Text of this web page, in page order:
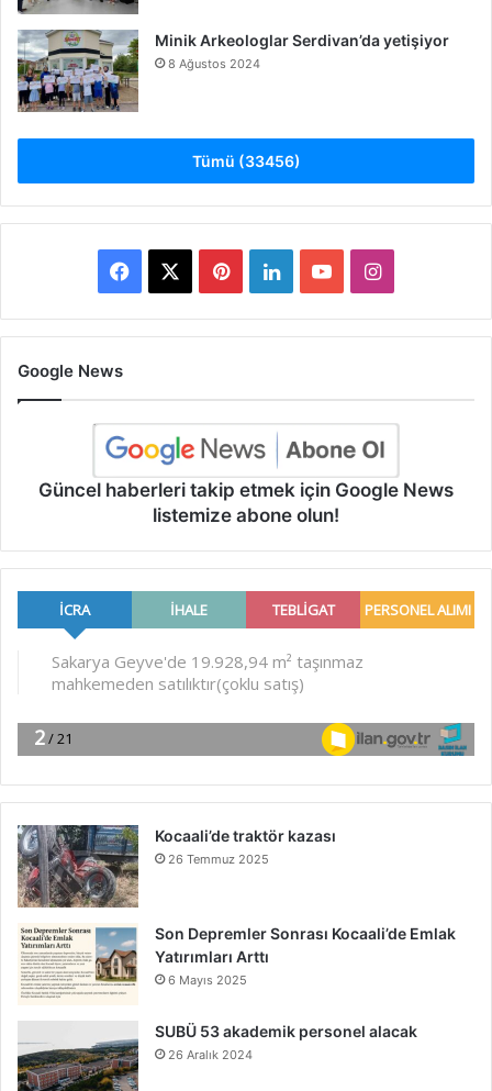
Minik Arkeologlar Serdivan’da yetişiyor
8 Ağustos 2024
Tümü (33456)
Facebook PinterestLinkedInYouTubeInstagram
Google News
Güncel haberleri takip etmek için Google News
listemize abone olun!
Kocaali’de traktör kazası
26 Temmuz 2025
Son Depremler Sonrası Kocaali’de Emlak
Yatırımları Arttı
6 Mayıs 2025
SUBÜ 53 akademik personel alacak
26 Aralık 2024